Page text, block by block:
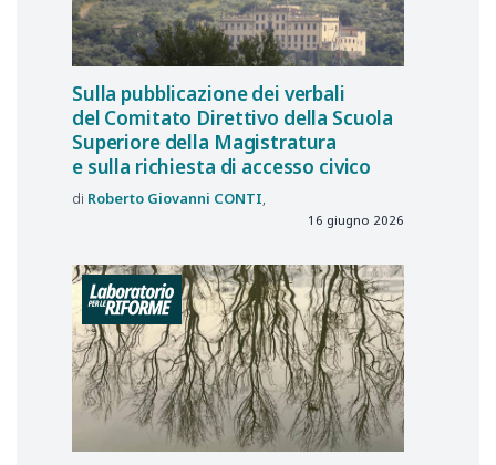
Sulla pubblicazione dei verbali
del Comitato Direttivo della Scuola
Superiore della Magistratura
e sulla richiesta di accesso civico
Roberto Giovanni CONTI
16 giugno 2026